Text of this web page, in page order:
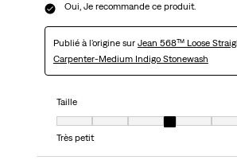
Oui, Je recommande ce produit.
Publié à l'origine sur Jean 568™ Loose
Carpenter-Medium Indigo Stonewash
Taille
Taille, 4 sur 7, où 1 est égal à Très petit et 7
Très petit